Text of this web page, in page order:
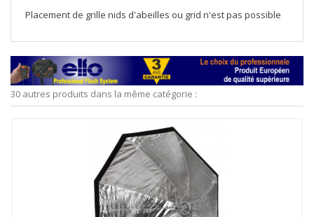
Placement de grille nids d'abeilles ou grid n'est pas possible
30 autres produits dans la même catégorie :